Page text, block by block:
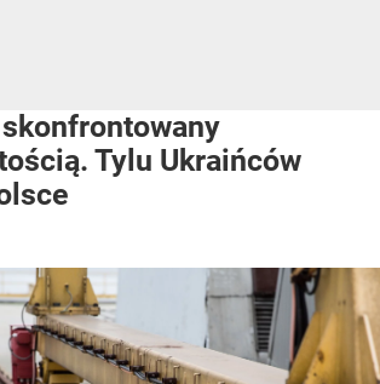
skonfrontowany
Tylu Ukraińców